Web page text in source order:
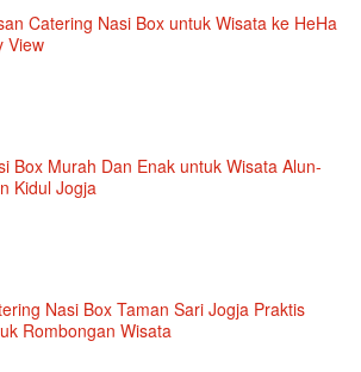
Catering Nasi Box untuk Wisata ke HeHa
View
Box Murah Dan Enak untuk Wisata Alun-
Kidul Jogja
Nasi Box Taman Sari Jogja Praktis
Rombongan Wisata